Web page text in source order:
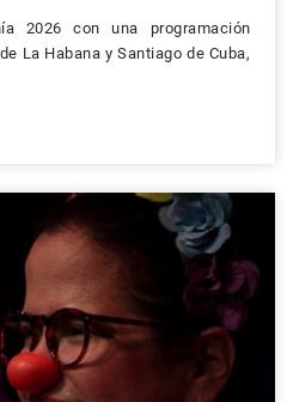
2026 con una programación
La Habana y Santiago de Cuba,